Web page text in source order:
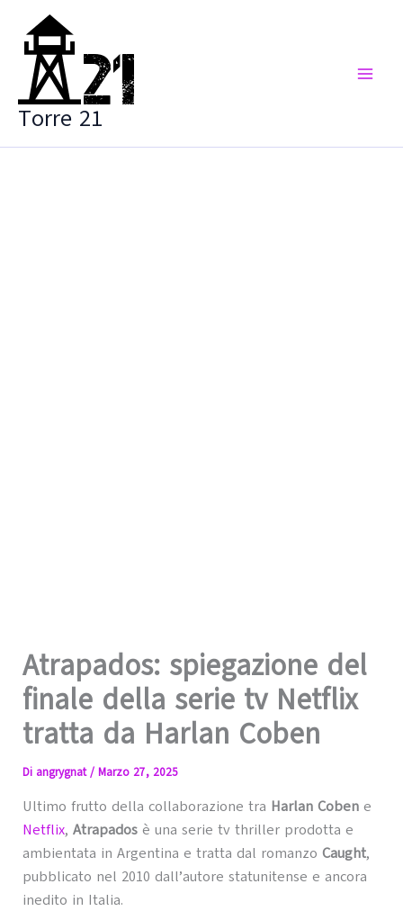
contenuto
Torre 21
Atrapados: spiegazione del
finale della serie tv Netflix
tratta da Harlan Coben
Di angrygnat/ Marzo 27, 2025
Ultimo frutto della collaborazione tra Harlan Cobene
Netflix, Atrapadosè una serie tv thriller prodotta e
ambientata in Argentina e tratta dal romanzo Caught,
pubblicato nel 2010 dall’autore statunitense e ancora
inedito in Italia.